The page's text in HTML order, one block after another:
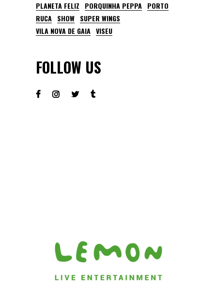
PLANETA FELIZ
PORQUINHA PEPPA PORTO
RUCA SHOW SUPER WINGS
VILA NOVA DE GAIA VISEU
FOLLOW US